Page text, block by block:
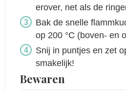
erover, net als de
Bak de snelle
op 200 °C (boven- en
Snij in puntjes en zet
smakelijk!
Bewaren